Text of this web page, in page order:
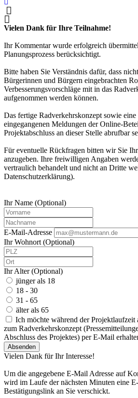
Vielen Dank für Ihre Teilnahme!
Ihr Kommentar wurde erfolgreich
Planungsprozess berücksichtigt.
Bitte haben Sie Verständnis dafür, dass
Bürgerinnen und Bürgern eingebrachten
Verbesserungsvorschläge mit in das
aufgenommen werden können.
Das fertige Radverkehrskonzept sowie
eingegangenen Meldungen der Online-
Projektabschluss an dieser Stelle abrufbar
Für eventuelle Rückfragen bitten wir Sie
anzugeben. Ihre freiwilligen Angaben
vertraulich behandelt und nicht an Dritte
Datenschutzerklärung).
Ihr Name (Optional)
E-Mail-Adresse
Ihr Wohnort (Optional)
Ihr Alter (Optional)
jünger als 18
18 - 30
31 - 65
älter als 65
Ich möchte während der Projektlaufzeit
zum Radverkehrskonzept
Abschluss des Projektes) per E-Mail
Absenden
Vielen Dank für Ihr Interesse!
Um die angegebene E-Mail Adresse auf
wird im Laufe der nächsten Minuten eine
Bestätigungslink an Sie verschickt.